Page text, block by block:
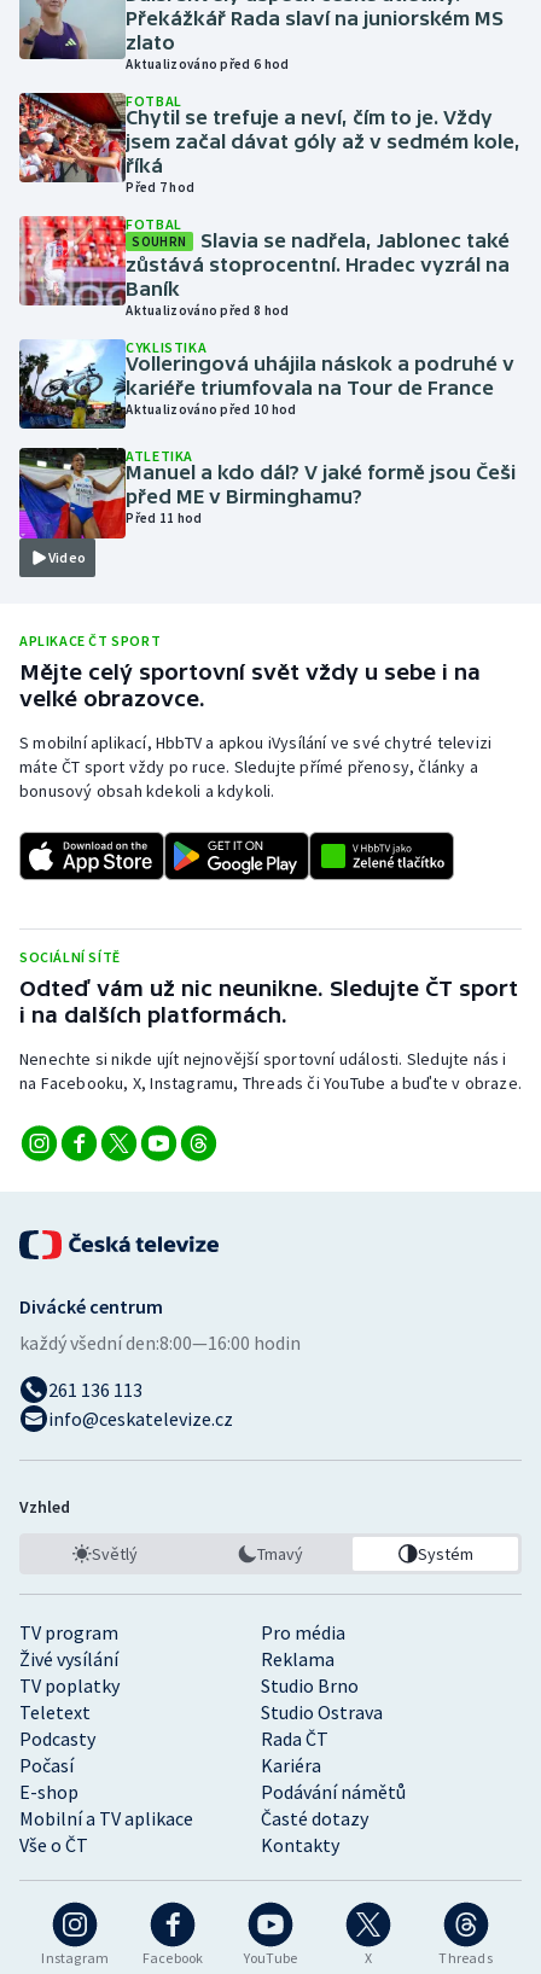
Judo
Krasobruslení
Lezení
Lyže a snowboard
Moderní pětiboj
Olympijské hry
Parasport
Plavání
Plážový volejbal
Rychlobruslení
Rychlostní kanoistika
Short track
Sportovní střelba
Triatlon
Veslování
Vodní slalom
Volejbal
Ostatní
Překážkář Rada slaví na juniorském MS
zlato
Aktualizováno před 6 hod
FOTBAL
Chytil se trefuje a neví, čím to je. Vždy
jsem začal dávat góly až v sedmém kole,
říká
Před 7 hod
FOTBAL
SOUHRN
Slavia se nadřela, Jablonec také
zůstává stoprocentní. Hradec vyzrál na
Baník
Aktualizováno před 8 hod
CYKLISTIKA
Volleringová uhájila náskok a podruhé v
kariéře triumfovala na Tour de France
Aktualizováno před 10 hod
Video
ATLETIKA
Manuel a kdo dál? V jaké formě jsou Češi
před ME v Birminghamu?
Před 11 hod
APLIKACE ČT SPORT
Mějte celý sportovní svět vždy u sebe i na
velké obrazovce.
S mobilní aplikací, HbbTV a apkou iVysílání ve své chytré televizi
máte ČT sport vždy po ruce. Sledujte přímé přenosy, články a
bonusový obsah kdekoli a kdykoli.
SOCIÁLNÍ SÍTĚ
Odteď vám už nic neunikne. Sledujte ČT sport
i na dalších platformách.
Nenechte si nikde ujít nejnovější sportovní události. Sledujte nás i
na Facebooku, X, Instagramu, Threads či YouTube a buďte v obraze.
Instagram Facebook YouTube X Threads
TV program
Pro média
Živé vysílání
Reklama
TV poplatky
Studio Brno
Teletext
Studio Ostrava
Podcasty
Rada ČT
Počasí
Kariéra
E-shop
Podávání námětů
Mobilní a TV aplikace
Časté dotazy
Vše o ČT
Kontakty
Divácké centrum
každý všední den:8:00—16:00 hodin
261 136 113
info@ceskatelevize.cz
Vzhled
Světlý Tmavý Systém